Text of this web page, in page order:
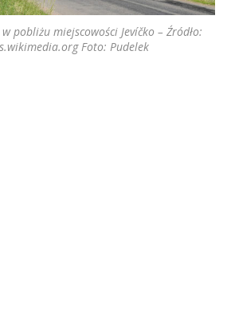
pobliżu miejscowości Jevíčko – Źródło:
Foto: Pudelek